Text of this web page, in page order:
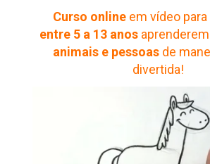
Curso online em vídeo para
entre 5 a 13 anos
animais e pessoas de
divertida!